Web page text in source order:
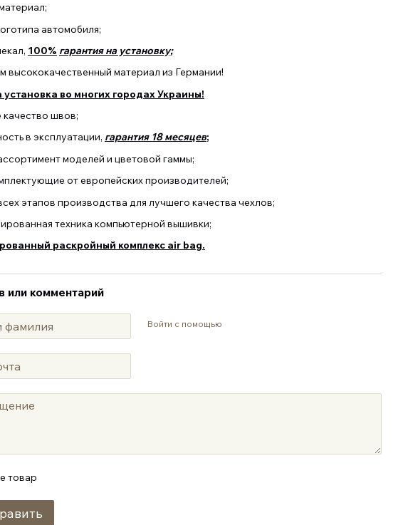
автомобиля;
100% гарантия на установку;
высококачественный материал из Германии!
во многих городах Украины!
качество швов;
в эксплуатации, гарантия 18 месяцев;
моделей и цветовой гаммы;
от европейских производителей;
этапов производства для лучшего качества чехлов;
техника компьютерной вышивки;
раскройный комплекс air bag.
или комментарий
Войти с помощью
товар